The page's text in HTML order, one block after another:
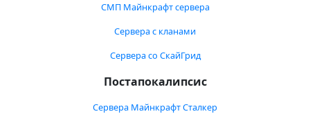
СМП Майнкрафт сервера
Сервера с кланами
Сервера со СкайГрид
Постапокалипсис
Сервера Майнкрафт Сталкер